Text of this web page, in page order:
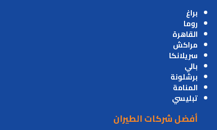
براغ
روما
القاهرة
مراكش
سريلانكا
بالي
برشلونة
المنامة
تبليسي
أفضل شركات الطيران